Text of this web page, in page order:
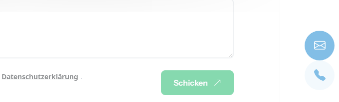
Datenschutzerklärung .
Schicken